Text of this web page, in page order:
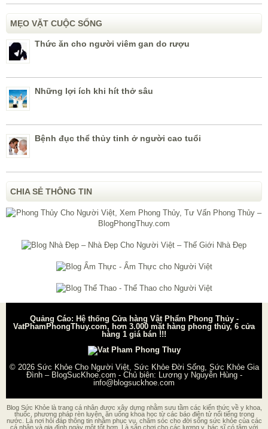
MẸO VẶT CUỘC SỐNG
Thức ăn cho người viêm gan do rượu
Những lợi ích khi hít thở sâu
Bệnh đục thể thủy tinh ở người cao tuổi
CHIA SẺ THÔNG TIN
Quảng Cáo: Hệ thống Cửa hàng Vật Phẩm Phong Thủy -
VatPhamPhongThuy.com, hơn 3.000 mặt hàng phong thủy, 6 cửa
hàng 1 giá bán !!!
© 2026 Sức Khỏe Cho Người Việt, Sức Khỏe Đời Sống, Sức Khỏe Gia
Đình – BlogSucKhoe.com - Chủ biên: Lương y Nguyễn Hùng-
info@blogsuckhoe.com
Blog Sức Khỏe là trang cá nhân được xây dựng nhằm sưu tầm các kiến thức về y khoa,
thuốc, phương pháp rèn luyện, ăn uống khoa học từ các báo điện tử nổi tiếng trong
nước. Là nơi hỏi đáp thông tin nhằm phục vụ, chăm sóc cho đời sống sức khỏe của các
cá nhân và gia đình ngày một tốt hơn. Là sân chơi cho các lương y, bác sĩ có tâm với